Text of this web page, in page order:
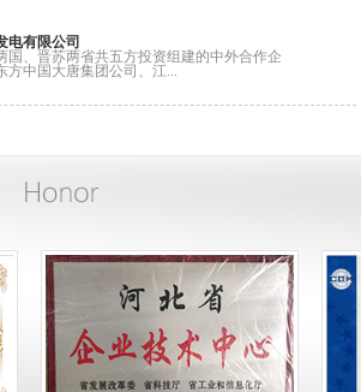
电有限公司
国、晋苏两省共五方投资组建的中外合作企
方中国大唐集团公司、江...